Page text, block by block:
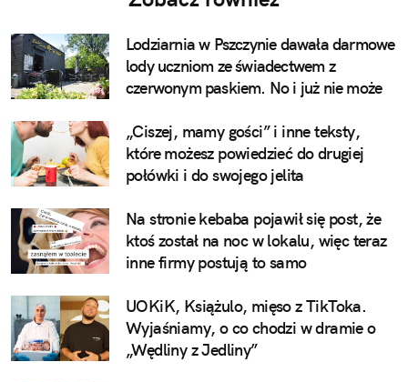
Lodziarnia w Pszczynie dawała darmowe
lody uczniom ze świadectwem z
czerwonym paskiem. No i już nie może
„Ciszej, mamy gości” i inne teksty,
które możesz powiedzieć do drugiej
połówki i do swojego jelita
Na stronie kebaba pojawił się post, że
ktoś został na noc w lokalu, więc teraz
inne firmy postują to samo
UOKiK, Książulo, mięso z TikToka.
Wyjaśniamy, o co chodzi w dramie o
„Wędliny z Jedliny”